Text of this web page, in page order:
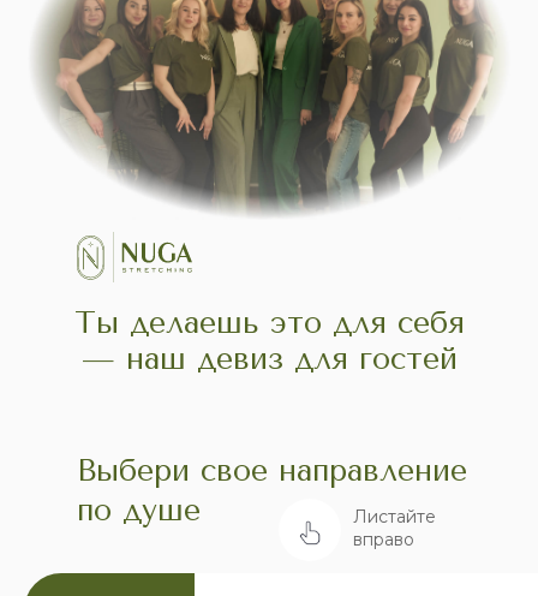
Ты делаешь это для себя
— наш девиз для гостей
Выбери свое направление
по душе
Листайте
вправо